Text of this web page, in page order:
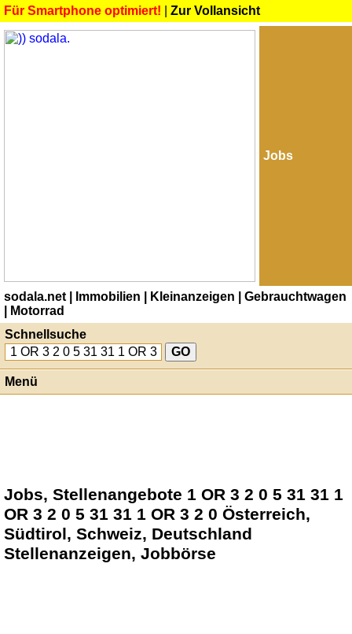
Für Smartphone optimiert! Zur Vollansicht
Jobs
sodala.net | Immobilien | Kleinanzeigen
| Gebrauchtwagen
| Motorrad
Schnellsuche
Menü
Jobs, Stellenangebote 1 OR 3 2 0 5 31 31 1
OR 3 2 0 5 31 31 1 OR 3 2 0 Österreich,
Südtirol, Schweiz, Deutschland
Stellenanzeigen, Jobbörse